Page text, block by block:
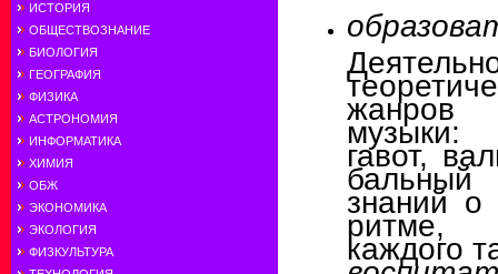
ИСТОРИЯ
ОБЩЕСТВОЗНАНИЕ
БИОЛОГИЯ
ГЕОГРАФИЯ
ФИЗИКА
АСТРОНОМИЯ
ИНФОРМАТИКА
ХИМИЯ
ОБЖ
ЭКОНОМИКА
ЭКОЛОГИЯ
ФИЗКУЛЬТУРА
жанров
музыки:
гавот,
бальный
знаний о
ритме,
каждого